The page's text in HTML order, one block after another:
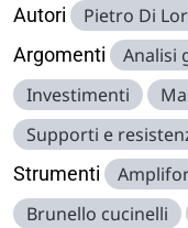
Autori Pietro Di
Argomenti Analisi
Investimenti
Supporti e
Strumenti
Brunello cucinelli